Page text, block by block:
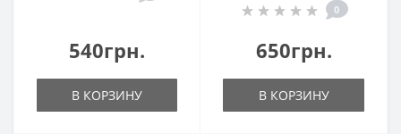
540грн.
В КОРЗИНУ
0
650грн.
В КОРЗИНУ